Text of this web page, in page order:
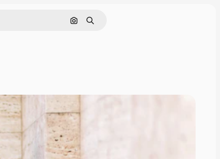
Поиск по изображению
Поиск